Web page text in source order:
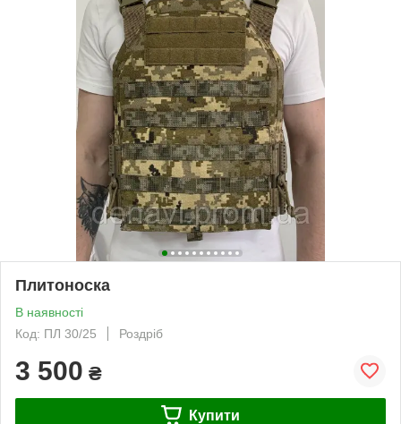
Плитоноска
В наявності
Код: ПЛ 30/25
Роздріб
3 500 ₴
Купити